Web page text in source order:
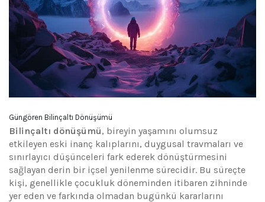
Güngören Bilinçaltı Dönüşümü
Bilinçaltı dönüşümü, bireyin yaşamını olumsuz
etkileyen eski inanç kalıplarını, duygusal travmaları ve
sınırlayıcı düşünceleri fark ederek dönüştürmesini
sağlayan derin bir içsel yenilenme sürecidir. Bu süreçte
kişi, genellikle çocukluk döneminden itibaren zihninde
yer eden ve farkında olmadan bugünkü kararlarını